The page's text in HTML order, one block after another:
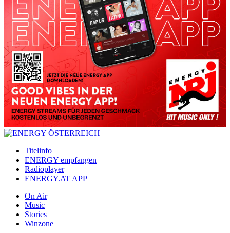
Titelinfo
ENERGY empfangen
Radioplayer
ENERGY.AT APP
On Air
Music
Stories
Winzone